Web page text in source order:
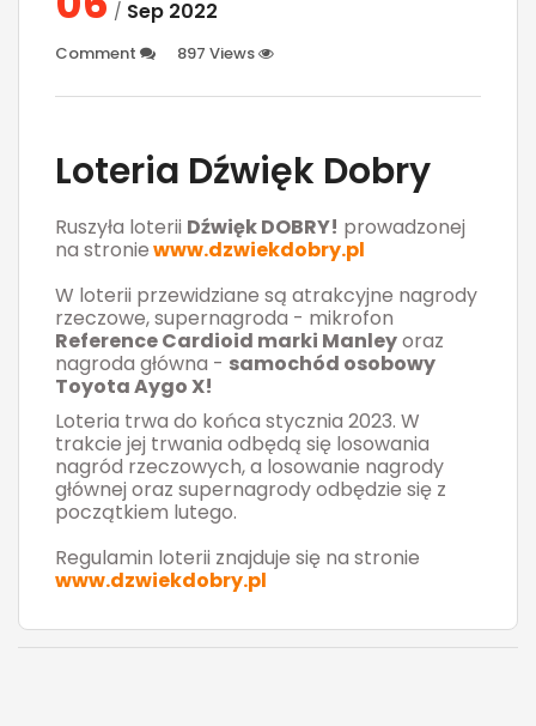
/ Sep 2022
Comment 897 Views
Loteria Dźwięk Dobry
Ruszyła loterii Dźwięk DOBRY! prowadzonej
na stroniewww.dzwiekdobry.pl
W loterii przewidziane są atrakcyjne nagrody
rzeczowe, supernagroda - mikrofon
Reference Cardioid marki Manleyoraz
nagroda główna - samochód osobowy
Toyota Aygo X!
Loteria trwa do końca stycznia 2023. W
trakcie jej trwania odbędą się losowania
nagród rzeczowych, a losowanie nagrody
głównej oraz supernagrody odbędzie się z
początkiem lutego.
Regulamin loterii znajduje się na stronie
www.dzwiekdobry.pl